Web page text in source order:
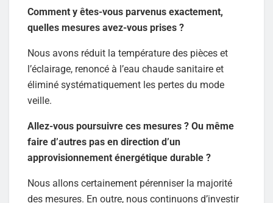
Comment y êtes-vous parvenus exactement,
quelles mesures avez-vous prises ?
Nous avons réduit la température des pièces et
l’éclairage, renoncé à l’eau chaude sanitaire et
éliminé systématiquement les pertes du mode
veille.
Allez-vous poursuivre ces mesures ? Ou même
faire d’autres pas en direction d’un
approvisionnement énergétique durable ?
Nous allons certainement pérenniser la majorité
des mesures. En outre, nous continuons d’investir